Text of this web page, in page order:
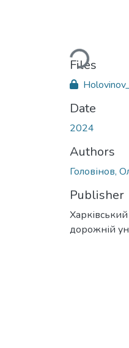
Loading...
Files
Date
2024
Authors
Головінов,
Publisher
дорожній